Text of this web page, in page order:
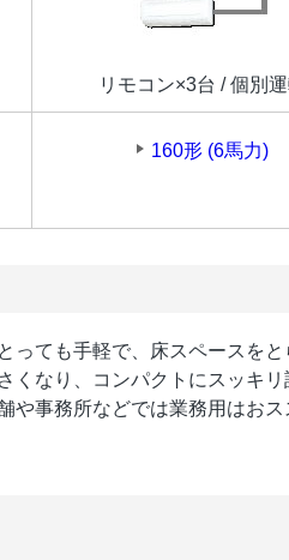
リモコン×3台 / 個別
160形 (6馬力)
っても手軽で、床スペースを
くなり、コンパクトにスッキ
や事務所などでは業務用はおス